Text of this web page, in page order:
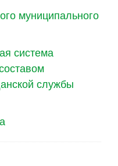
муниципального
система
службы